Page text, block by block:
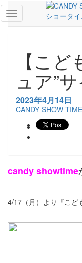
Toggle
navigation
【こ
ュア”
2023年4月14日
CANDY SHOW TIME
candy showtime
4/17（月）より『こど